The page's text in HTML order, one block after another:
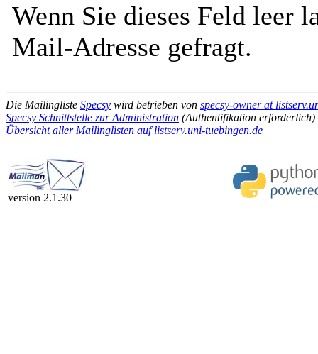
Wenn Sie dieses Feld leer
Mail-Adresse gefragt.
Die Mailingliste Specsy wird betrieben von specsy-owner at
Specsy Schnittstelle zur Administration (Authentifikation erforderlich)
Übersicht aller Mailinglisten auf listserv.uni-tuebingen.de
version 2.1.30